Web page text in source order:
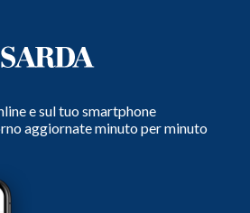
e sul tuo smartphone
aggiornate minuto per minuto